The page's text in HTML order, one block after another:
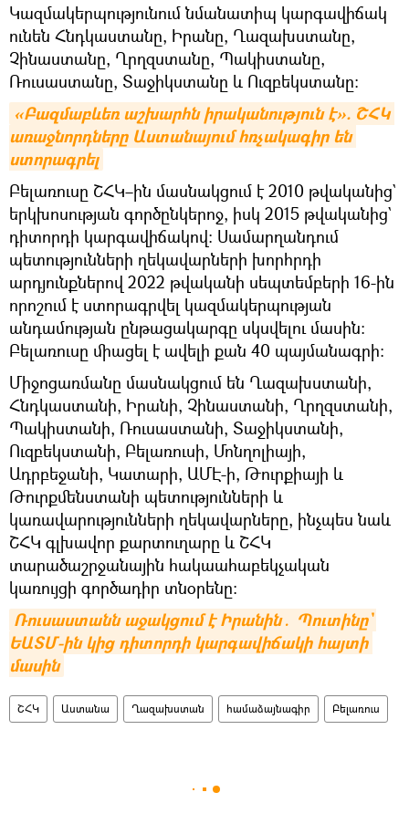
Կազմակերպությունում նմանատիպ կարգավիճակ
ունեն Հնդկաստանը, Իրանը, Ղազախստանը,
Չինաստանը, Ղրղզստանը, Պակիստանը,
Ռուսաստանը, Տաջիկստանը և Ուզբեկստանը։
«Բազմաբևեռ աշխարհն իրականություն է». ՇՀԿ
առաջնորդները Աստանայում հռչակագիր են
ստորագրել
Բելառուսը ՇՀԿ–ին մասնակցում է 2010 թվականից`
երկխոսության գործընկերոջ, իսկ 2015 թվականից`
դիտորդի կարգավիճակով։ Սամարղանդում
պետությունների ղեկավարների խորհրդի
արդյունքներով 2022 թվականի սեպտեմբերի 16-ին
որոշում է ստորագրվել կազմակերպության
անդամության ընթացակարգը սկսվելու մասին։
Բելառուսը միացել է ավելի քան 40 պայմանագրի։
Միջոցառմանը մասնակցում են Ղազախստանի,
Հնդկաստանի, Իրանի, Չինաստանի, Ղրղզստանի,
Պակիստանի, Ռուսաստանի, Տաջիկստանի,
Ուզբեկստանի, Բելառուսի, Մոնղոլիայի,
Ադրբեջանի, Կատարի, ԱՄԷ-ի, Թուրքիայի և
Թուրքմենստանի պետությունների և
կառավարությունների ղեկավարները, ինչպես նաև
ՇՀԿ գլխավոր քարտուղարը և ՇՀԿ
տարածաշրջանային հակաահաբեկչական
կառույցի գործադիր տնօրենը:
Ռուսաստանն աջակցում է Իրանին․ Պուտինը`
ԵԱՏՄ-ին կից դիտորդի կարգավիճակի հայտի
մասին
ՇՀԿ Աստանա Ղազախստան համաձայնագիր Բելառուս